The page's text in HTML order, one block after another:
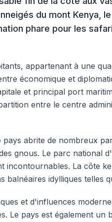
du mont Kenya,
phare pour les
appartenant à une
économique et
et principal port
entre le centre
abrite de nombreux
gnous. Le parc national
La côte
balnéaires idylliques telles
et d'influences
Le pays est également un